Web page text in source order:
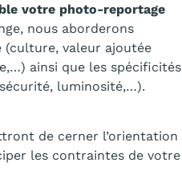
votre photo-reportage
nous aborderons
(culture, valeur ajoutée
ainsi que les spécificités
luminosité,…).
de cerner l’orientation
les contraintes de votre